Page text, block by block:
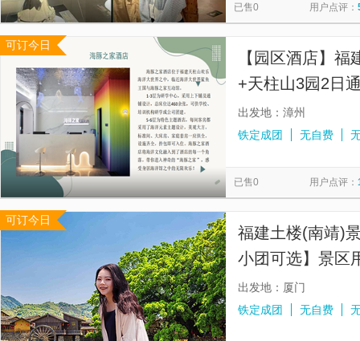
已售0 用户点评：
可订今日
【园区酒店】
+天柱山3园2日
出发地：漳州
铁定成团
无自费
已售0 用户点评：
可订今日
福建土楼(南靖)
小团可选】景区
+深度讲解+纯玩
出发地：厦门
铁定成团
无自费